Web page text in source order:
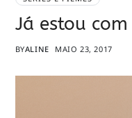
Já estou
BYALINE MAIO 23, 2017